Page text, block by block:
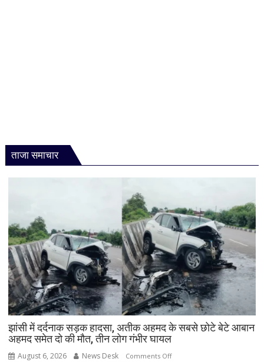
ताजा समाचार
झांसी में दर्दनाक सड़क हादसा, अतीक अहमद के सबसे छोटे बेटे आबान
अहमद समेत दो की मौत, तीन लोग गंभीर घायल
August 6, 2026 News Desk Comments Offon